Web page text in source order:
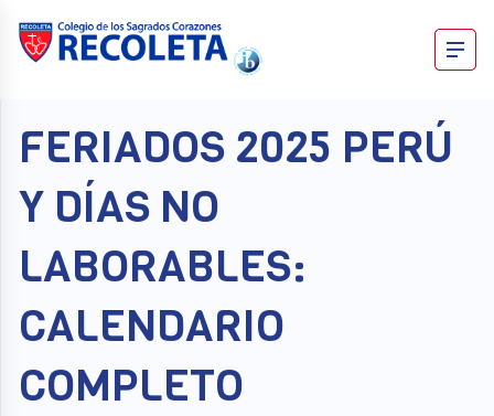
content
FERIADOS 2025 PERÚ
Y DÍAS NO
LABORABLES:
CALENDARIO
COMPLETO